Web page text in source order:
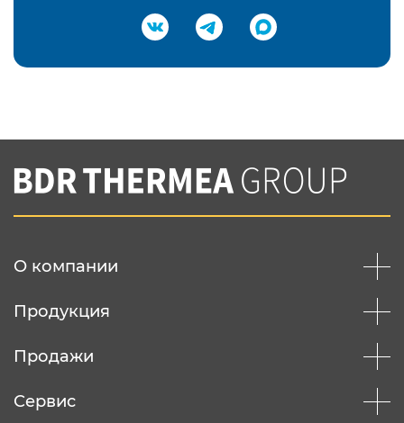
Подтвердить e-mail
Вы соглашаетесь с нашей политикой
конфеденциальности
О компании
Продукция
Продажи
Сервис